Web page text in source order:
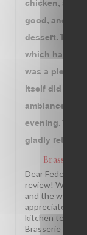
chicken, and
good, and we
dessert. The
which had
was a
itself did not
ambiance
evening.
gladly return
Brasserie
Dear Federico,
review! We are
and the warm
appreciated,
kitchen team.
Brasserie Lipp